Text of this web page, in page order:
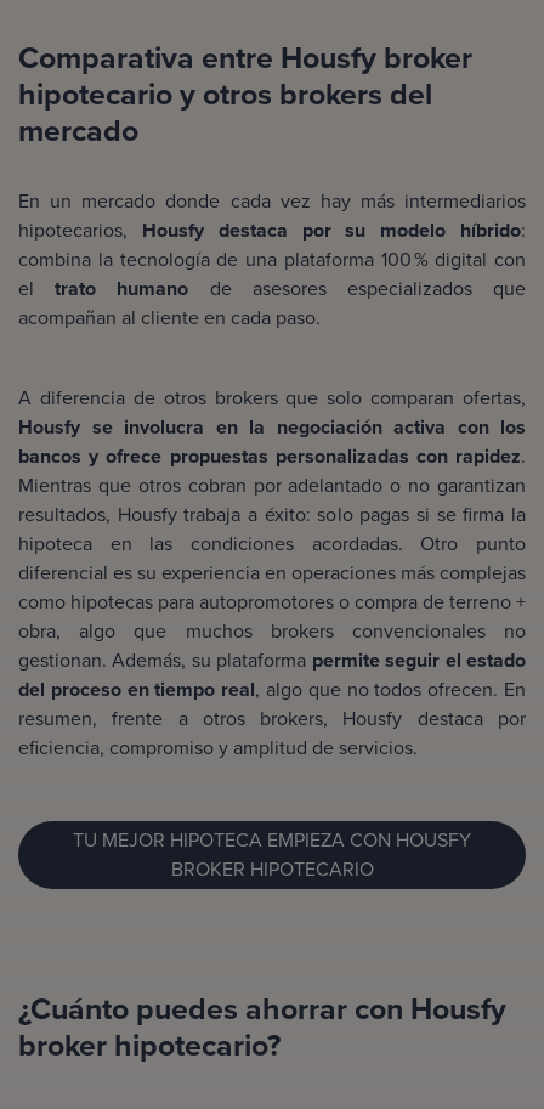
Comparativa entre Housfy broker
hipotecario y otros brokers del
mercado
En un mercado donde cada vez hay más intermediarios
hipotecarios, Housfy destaca por su modelo híbrido:
combina la tecnología de una plataforma 100 % digital con
el trato humano de asesores especializados que
acompañan al cliente en cada paso.
A diferencia de otros brokers que solo comparan ofertas,
Housfy se involucra en la negociación activa con los
bancos y ofrece propuestas personalizadas con rapidez.
Mientras que otros cobran por adelantado o no garantizan
resultados, Housfy trabaja a éxito: solo pagas si se firma la
hipoteca en las condiciones acordadas. Otro punto
diferencial es su experiencia en operaciones más complejas
como hipotecas para autopromotores o compra de terreno +
obra, algo que muchos brokers convencionales no
gestionan. Además, su plataforma permite seguir el estado
del proceso en tiempo real, algo que no todos ofrecen. En
resumen, frente a otros brokers, Housfy destaca por
eficiencia, compromiso y amplitud de servicios.
TU MEJOR HIPOTECA EMPIEZA CON HOUSFY
BROKER HIPOTECARIO
¿Cuánto puedes ahorrar con Housfy
broker hipotecario?